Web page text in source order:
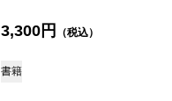
3,300円 （税込）
書籍